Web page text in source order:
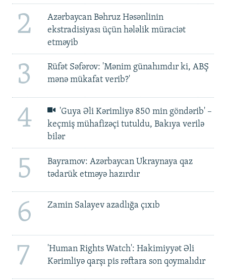
2
Azərbaycan Bəhruz Həsənlinin
ekstradisiyası üçün hələlik müraciət
etməyib
3
Rüfət Səfərov: 'Mənim günahımdır ki, ABŞ
mənə mükafat verib?'
4
'Guya Əli Kərimliyə 850 min göndərib' –
keçmiş mühafizəçi tutuldu, Bakıya verilə
bilər
5
Bayramov: Azərbaycan Ukraynaya qaz
tədarük etməyə hazırdır
6 Zamin Salayev azadlığa çıxıb
7
'Human Rights Watch': Hakimiyyət Əli
Kərimliyə qarşı pis rəftara son qoymalıdır